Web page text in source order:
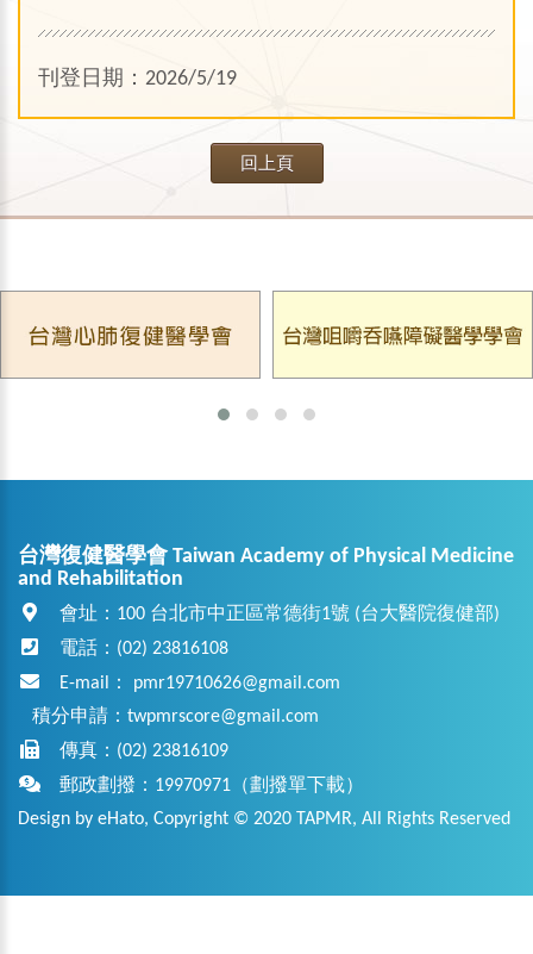
刊登日期：2026/5/19
回上頁
台灣復健醫學會 Taiwan Academy of Physical Medicine
and Rehabilitation
會址：100 台北市中正區常德街1號 (台大醫院復健部)
電話：(02) 23816108
E-mail： pmr19710626@gmail.com
積分申請： twpmrscore@gmail.com
傳真：(02) 23816109
郵政劃撥：19970971（劃撥單下載）
Design by eHato, Copyright © 2020 TAPMR, All Rights Reserved